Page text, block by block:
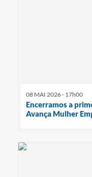
08 MAI 2026 - 17h00
Encerramos a
Avança Mulher